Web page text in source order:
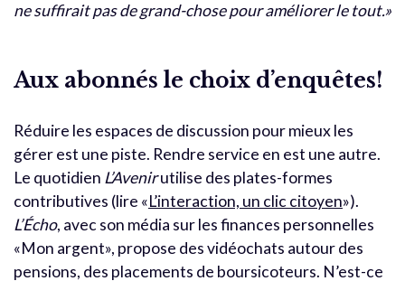
ne suffirait pas de grand-chose pour améliorer le tout.»
Aux abonnés le choix d’enquêtes!
Réduire les espaces de discussion pour mieux les
gérer est une piste. Rendre service en est une autre.
Le quotidien L’Avenirutilise des plates-formes
contributives (lire «L’interaction, un clic citoyen»).
L’Écho, avec son média sur les finances personnelles
«Mon argent», propose des vidéochats autour des
pensions, des placements de boursicoteurs. N’est-ce